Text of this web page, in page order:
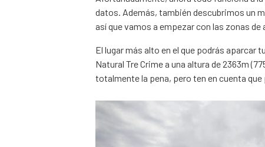
datos. Además, también descubrimos un
así que vamos a empezar con las zonas
El lugar más alto en el que podrás aparcar
Natural Tre Crime a una altura de 2363m
totalmente la pena, pero ten en cuenta